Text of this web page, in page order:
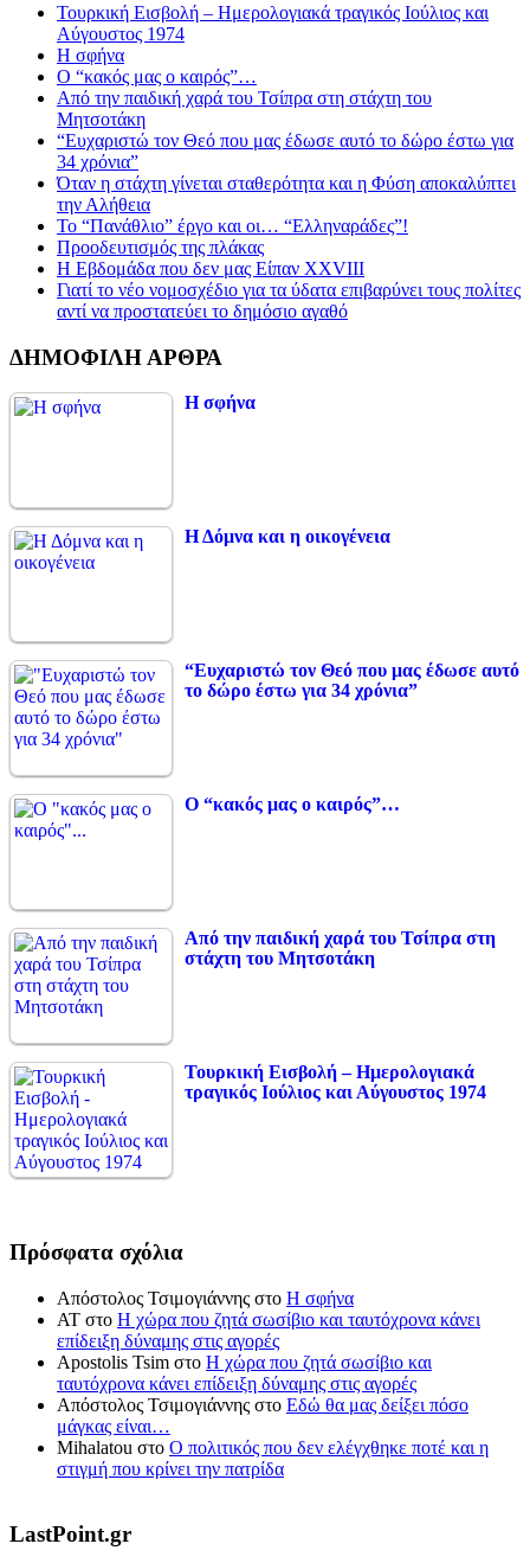
Τουρκική Εισβολή – Ημερολογιακά τραγικός Ιούλιος και
Αύγουστος 1974
Η σφήνα
Ο “κακός μας ο καιρός”…
Από την παιδική χαρά του Τσίπρα στη στάχτη του
Μητσοτάκη
“Ευχαριστώ τον Θεό που μας έδωσε αυτό το δώρο έστω για
34 χρόνια”
Όταν η στάχτη γίνεται σταθερότητα και η Φύση αποκαλύπτει
την Αλήθεια
Το “Πανάθλιο” έργο και οι… “Ελληναράδες”!
Προοδευτισμός της πλάκας
Η Εβδομάδα που δεν μας Είπαν XXVIII
Γιατί το νέο νομοσχέδιο για τα ύδατα επιβαρύνει τους πολίτες
αντί να προστατεύει το δημόσιο αγαθό
ΔΗΜΟΦΙΛΗ ΑΡΘΡΑ
Η σφήνα
Η Δόμνα και η οικογένεια
“Ευχαριστώ τον Θεό που μας έδωσε αυτό
το δώρο έστω για 34 χρόνια”
Ο “κακός μας ο καιρός”…
Από την παιδική χαρά του Τσίπρα στη
στάχτη του Μητσοτάκη
Τουρκική Εισβολή – Ημερολογιακά
τραγικός Ιούλιος και Αύγουστος 1974
Πρόσφατα σχόλια
Απόστολος Τσιμογιάννης στο Η σφήνα
ΑΤ στο Η χώρα που ζητά σωσίβιο και ταυτόχρονα κάνει
επίδειξη δύναμης στις αγορές
Apostolis Tsim στο Η χώρα που ζητά σωσίβιο και
ταυτόχρονα κάνει επίδειξη δύναμης στις αγορές
Απόστολος Τσιμογιάννης στο Εδώ θα μας δείξει πόσο
μάγκας είναι…
Mihalatou στο Ο πολιτικός που δεν ελέγχθηκε ποτέ και η
στιγμή που κρίνει την πατρίδα
LastPoint.gr